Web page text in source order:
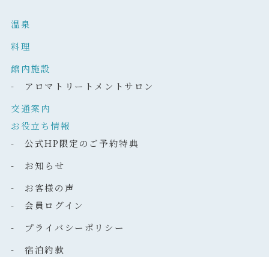
温泉
料理
館内施設
- アロマトリートメントサロン
交通案内
お役立ち情報
- 公式HP限定のご予約特典
- お知らせ
- お客様の声
- 会員ログイン
- プライバシーポリシー
- 宿泊約款